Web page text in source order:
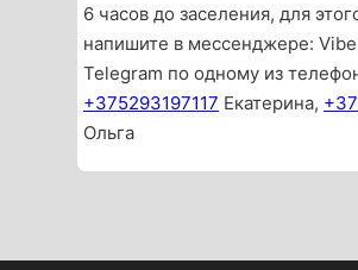
6 часов до заселения, для
напишите в мессенджере:
Telegram по одному из
+375293197117 Екатерина,
Ольга